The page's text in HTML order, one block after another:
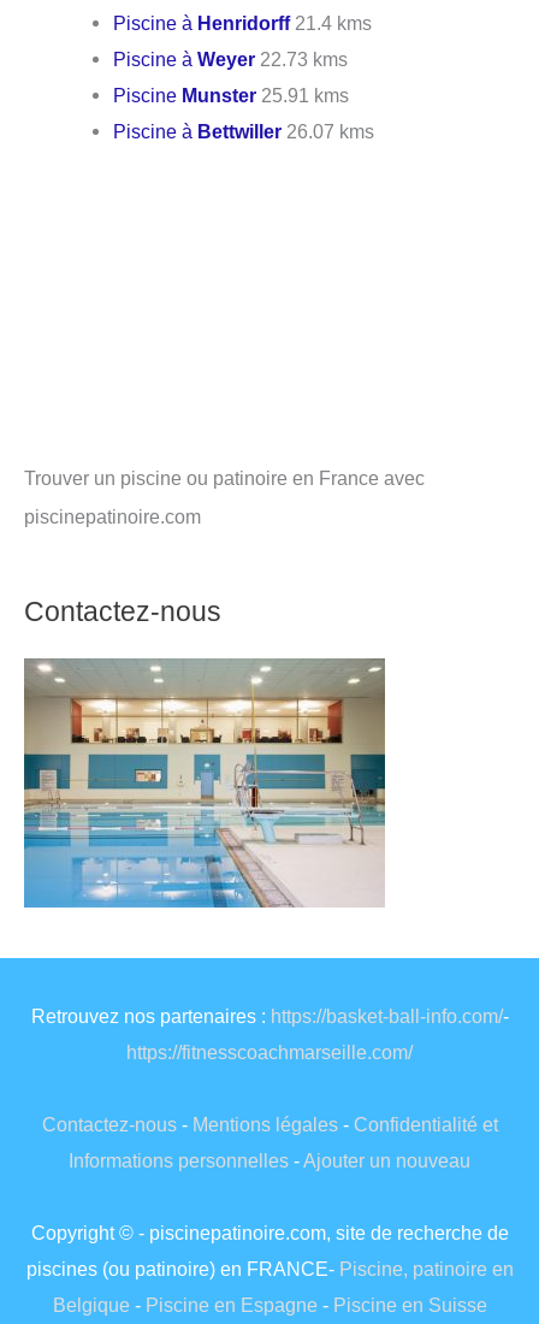
Piscine à Henridorff21.4 kms
Piscine àWeyer 22.73 kms
Piscine Munster 25.91 kms
Piscine à Bettwiller 26.07 kms
Trouver un piscine ou patinoire en France avec
piscinepatinoire.com
Contactez-nous
Retrouvez nos partenaires : https://basket-ball-info.com/-
https://fitnesscoachmarseille.com/
Contactez-nous- Mentions légales- Confidentialité et
Informations personnelles -Ajouter un nouveau
Copyright © - piscinepatinoire.com, site de recherche de
piscines (ou patinoire) en FRANCE- Piscine, patinoire en
Belgique- Piscine en Espagne- Piscine en Suisse